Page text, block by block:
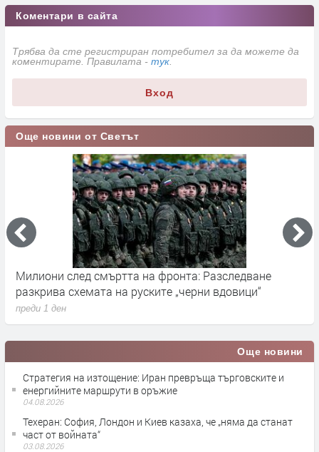
Коментари в сайта
Трябва да сте регистриран потребител за да можете да
коментирате. Правилата - тук
Вход
Още новини от Светът
Разследване
вдовици“
Германските служби разследват
влияние върху местния вот през
Още новини
Стратегия на изтощение: Иран превръща търговските и
енергийните маршрути в оръжие
04.08.2026
Teхеран: София, Лондон и Киев казаха, че „няма да станат
част от войната“
03.08.2026